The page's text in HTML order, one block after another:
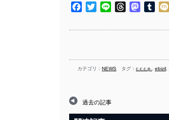
Facebook
TwitterLine Threads
カテゴリ： NEWS タグ： c.c.c.p. ebizil
過去の記事